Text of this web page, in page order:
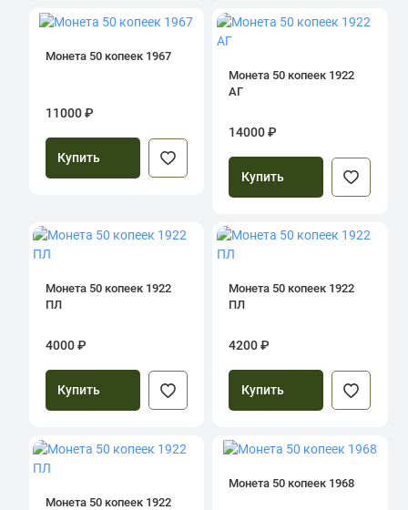
Монета 50 копеек 1967
11000 ₽
Купить
Монета 50 копеек 1922
АГ
14000 ₽
Купить
Монета 50 копеек 1922
ПЛ
4000 ₽
Купить
Монета 50 копеек 1922
ПЛ
4200 ₽
Купить
Монета 50 копеек 1922
Монета 50 копеек 1968